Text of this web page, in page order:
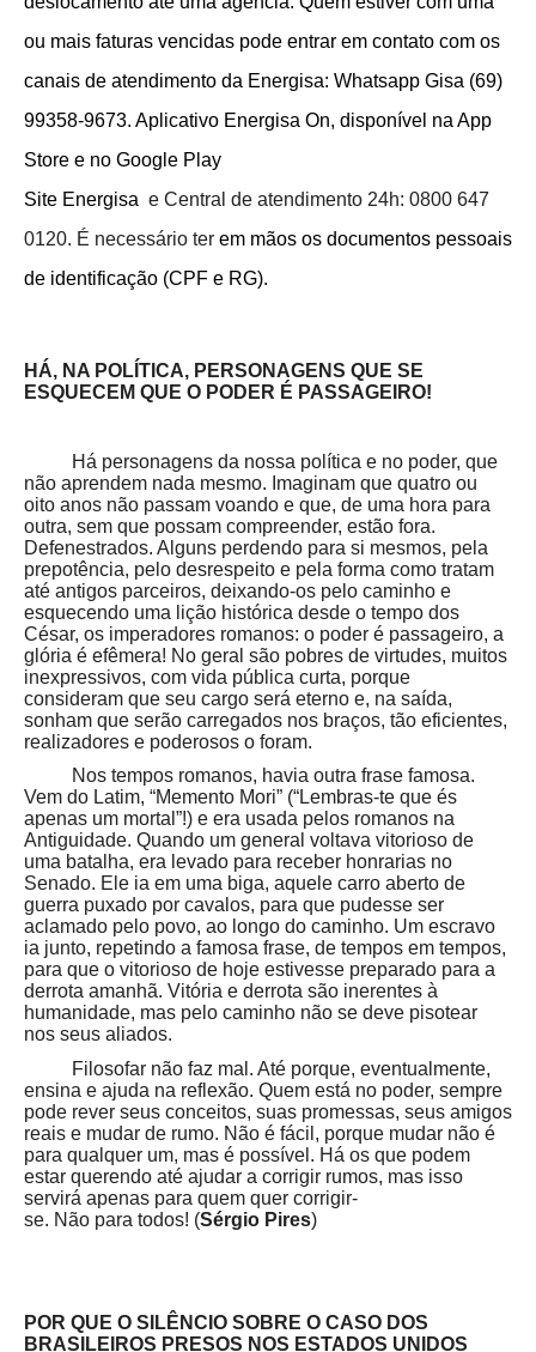
ou mais faturas vencidas pode entrar em contato com os
canais de atendimento da Energisa: Whatsapp Gisa (69)
99358-9673. Aplicativo Energisa On, disponível na App
Store e no Google Play
Site Energisa e Central de atendimento 24h: 0800 647
0120. É necessário ter em mãos os documentos pessoais
de identificação (CPF e RG).
HÁ, NA POLÍTICA, PERSONAGENS QUE SE
ESQUECEM QUE O PODER É PASSAGEIRO!
Há personagens da nossa política e no poder, que
não aprendem nada mesmo. Imaginam que quatro ou
oito anos não passam voando e que, de uma hora para
outra, sem que possam compreender, estão fora.
Defenestrados. Alguns perdendo para si mesmos, pela
prepotência, pelo desrespeito e pela forma como tratam
até antigos parceiros, deixando-os pelo caminho e
esquecendo uma lição histórica desde o tempo dos
César, os imperadores romanos: o poder é passageiro, a
glória é efêmera! No geral são pobres de virtudes, muitos
inexpressivos, com vida pública curta, porque
consideram que seu cargo será eterno e, na saída,
sonham que serão carregados nos braços, tão eficientes,
realizadores e poderosos o foram.
Nos tempos romanos, havia outra frase famosa.
Vem do Latim, “Memento Mori” (“Lembras-te que és
apenas um mortal”!) e era usada pelos romanos na
Antiguidade. Quando um general voltava vitorioso de
uma batalha, era levado para receber honrarias no
Senado. Ele ia em uma biga, aquele carro aberto de
guerra puxado por cavalos, para que pudesse ser
aclamado pelo povo, ao longo do caminho. Um escravo
ia junto, repetindo a famosa frase, de tempos em tempos,
para que o vitorioso de hoje estivesse preparado para a
derrota amanhã. Vitória e derrota são inerentes à
humanidade, mas pelo caminho não se deve pisotear
nos seus aliados.
Filosofar não faz mal. Até porque, eventualmente,
ensina e ajuda na reflexão. Quem está no poder, sempre
pode rever seus conceitos, suas promessas, seus amigos
reais e mudar de rumo. Não é fácil, porque mudar não é
para qualquer um, mas é possível. Há os que podem
estar querendo até ajudar a corrigir rumos, mas isso
servirá apenas para quem quer corrigir-
se. Não para todos! (Sérgio Pires)
POR QUE O SILÊNCIO SOBRE O CASO DOS
BRASILEIROS PRESOS NOS ESTADOS UNIDOS